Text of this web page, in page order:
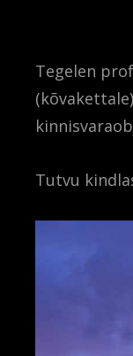
Tegelen
Tutvu